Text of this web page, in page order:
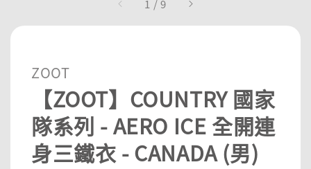
1 /9
ZOOT
【ZOOT】COUNTRY 國家
隊系列 - AERO ICE 全開連
身三鐵衣 - CANADA (男)